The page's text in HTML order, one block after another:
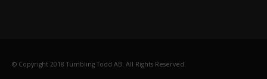
© Copyright 2018 Tumbling Todd AB. All Rights Reserved.